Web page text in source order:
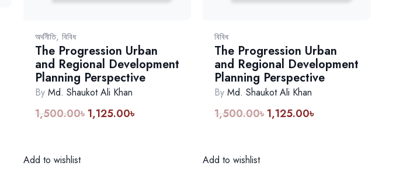
অর্থনীতি, বিবিধ
The Progression Urban
and Regional Development
Planning Perspective
By Md. Shaukot Ali Khan
1,500.00৳ Original
1,125.00৳Current
Add to wishlist
বিবিধ
The Progression Urban
and Regional Development
Planning Perspective
ByMd. Shaukot Ali Khan
1,500.00৳ Original
1,125.00৳Current
Add to wishlist